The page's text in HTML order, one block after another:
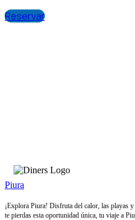
Reservar
Piura
¡Explora Piura! Disfruta del calor, las playas
te pierdas esta oportunidad única, tu viaje a